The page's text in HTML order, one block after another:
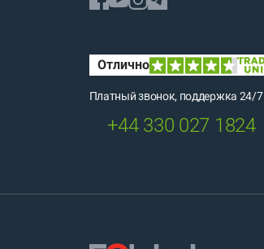
Платный звонок, поддержка 24/7
+44 330 027 1824